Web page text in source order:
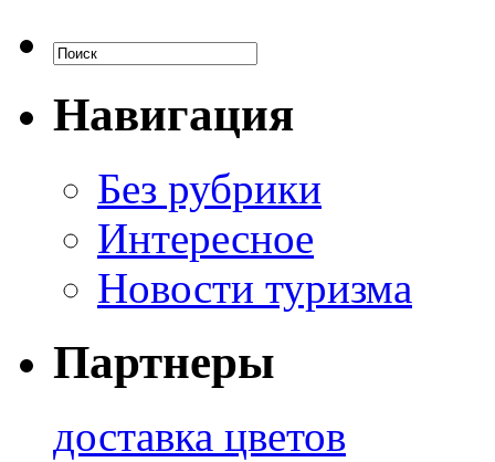
Навигация
Без рубрики
Интересное
Новости туризма
Партнеры
доставка цветов